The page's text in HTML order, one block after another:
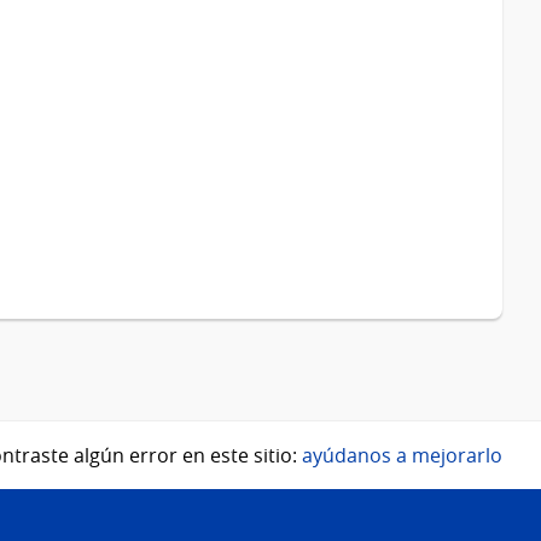
algún error en este sitio: ayúdanos a mejorarlo